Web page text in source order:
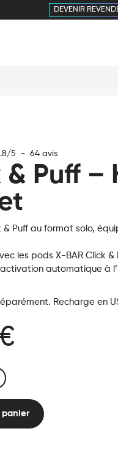
DEVENIR
/5 - 64 avis
& Puff –
& Puff au format solo,
les pods X-BAR Click &
automatique à
Recharge en